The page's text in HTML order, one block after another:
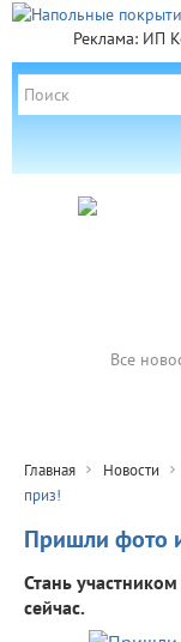
Реклама: ИП
Все
Главная Новости
приз!
Пришли фото
Стань
сейчас.